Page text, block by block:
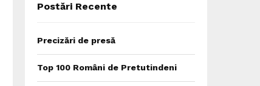
Postări Recente
Precizări de presă
Top 100 Români de Pretutindeni